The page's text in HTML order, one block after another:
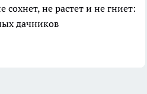
не растет и не гниет:
дачников